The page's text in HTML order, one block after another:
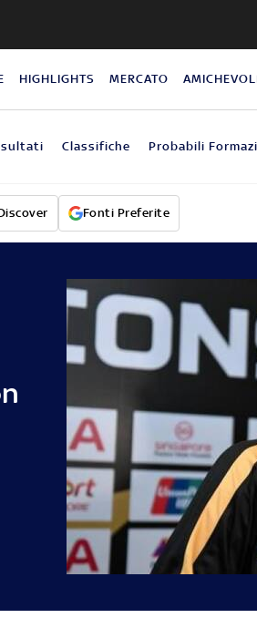
HIGHLIGHTS MERCATO
Classifiche Probabili
Fonti Preferite